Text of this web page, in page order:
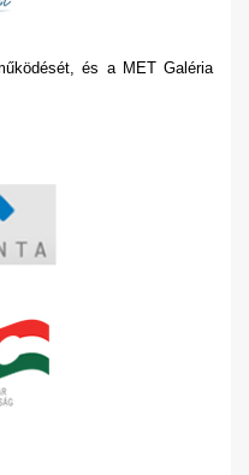
és a MET Galéria